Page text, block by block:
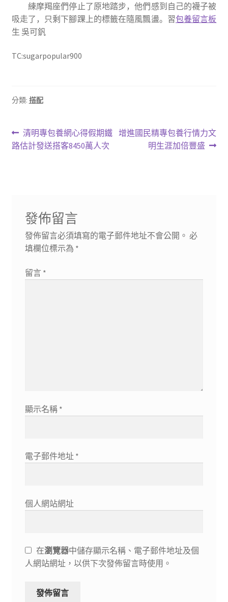
練摩羯座們停止了原地踏步，他們感到自己的襪子被
吸走了，只剩下腳踝上的標籤在隨風飄盪。習包養留言板
生 吳可釩
TC:sugarpopular900
分類: 搭配
文
章
上
一
清明專包養網心得假期鐵
路估計發送搭客8450萬人次
下
增進國民精專包養行情力文
明生涯加倍豐盛
發佈留言
發佈留言必須填寫的電子郵件地址不會公開。 必
填欄位標示為 *
留言 *
顯示名稱 *
電子郵件地址 *
個人網站網址
在瀏覽器中儲存顯示名稱、電子郵件地址及個
人網站網址，以供下次發佈留言時使用。